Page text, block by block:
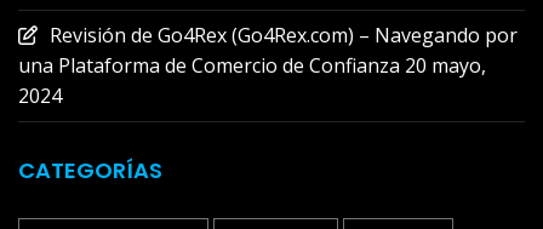
Revisión de Go4Rex (Go4Rex.com) – Navegando por
una Plataforma de Comercio de Confianza 20 mayo,
2024
CATEGORÍAS